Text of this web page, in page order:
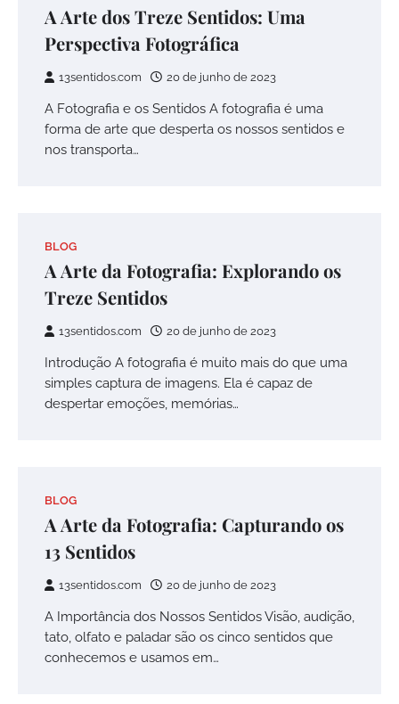
A Arte dos Treze Sentidos: Uma
Perspectiva Fotográfica
13sentidos.com 20 de junho de 2023
A Fotografia e os Sentidos A fotografia é uma
forma de arte que desperta os nossos sentidos e
nos transporta…
BLOG
A Arte da Fotografia: Explorando os
Treze Sentidos
13sentidos.com 20 de junho de 2023
Introdução A fotografia é muito mais do que uma
simples captura de imagens. Ela é capaz de
despertar emoções, memórias…
BLOG
A Arte da Fotografia: Capturando os
13 Sentidos
13sentidos.com 20 de junho de 2023
A Importância dos Nossos Sentidos Visão, audição,
tato, olfato e paladar são os cinco sentidos que
conhecemos e usamos em…